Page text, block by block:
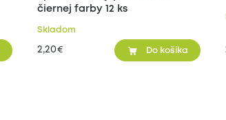
čiernej farby 12 ks
Skladom
2,20 € Do košíka